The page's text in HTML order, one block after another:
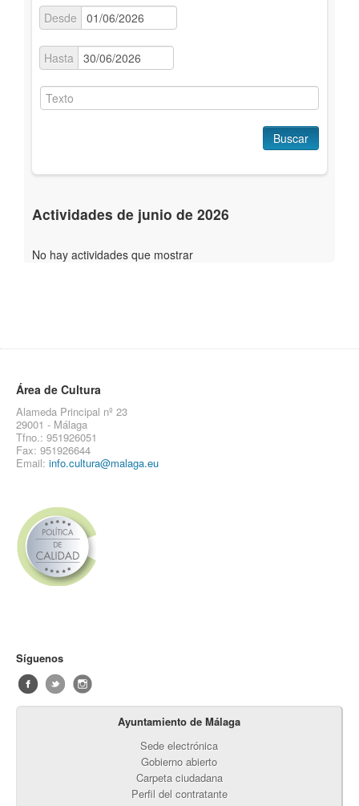
Desde
Hasta
Buscar
Actividades de junio de 2026
No hay actividades que mostrar
Área de Cultura
Alameda Principal nº 23
29001 - Málaga
Tfno.: 951926051
Fax: 951926644
Email: info.cultura@malaga.eu
Síguenos
Ayuntamiento de Málaga
Sede electrónica
Gobierno abierto
Carpeta ciudadana
Perfil del contratante